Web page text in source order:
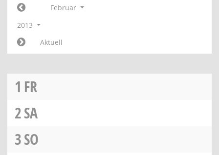
Februar
2013
Aktuell
1 FR
2SA
3SO